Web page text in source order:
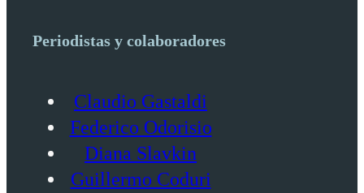
Periodistas y colaboradores
Claudio Gastaldi
Federico Odorisio
Diana Slavkin
Guillermo Coduri